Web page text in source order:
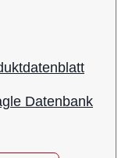
Datenbank